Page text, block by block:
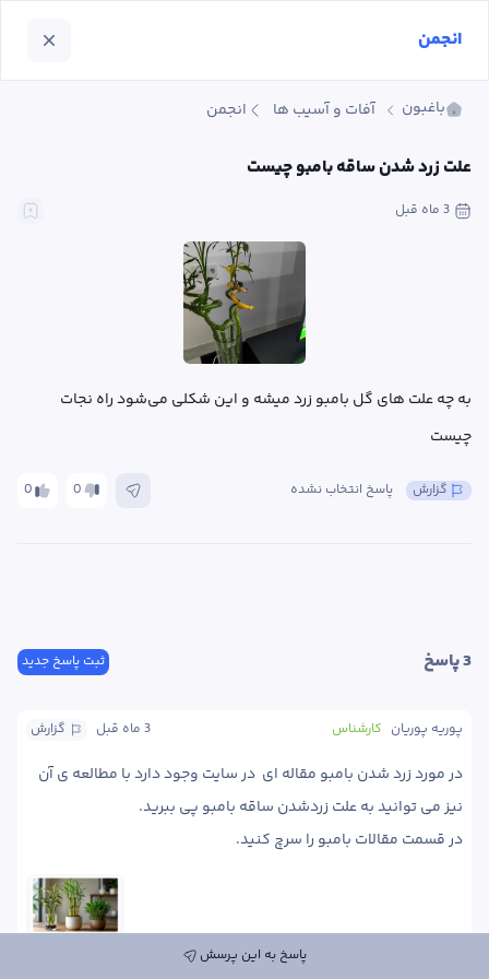
باغبون آفات و آسیب ها انجمن
علت زرد شدن ساقه بامبو چیست
3 ماه قبل
چیست
0 0 پاسخ انتخاب نشده گزارش
ثبت پاسخ جدید 3 پاسخ
گزارش 3 ماه قبل کارشناس پوریه پوریان
در قسمت مقالات بامبو را سرچ کنید.
پاسخ به این پرسش
انجمن